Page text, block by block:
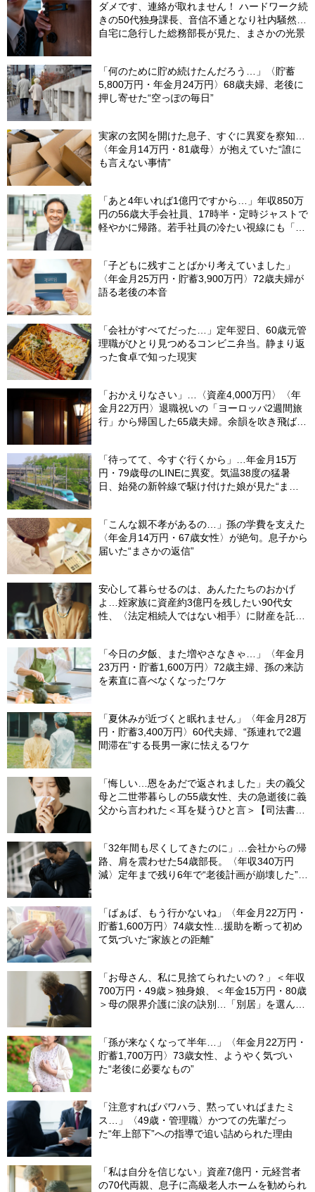
ダメです、連絡が取れません！ ハードワーク続
きの50代独身課長、音信不通となり社内騒然…
自宅に急行した総務部長が見た、まさかの光景
「何のために貯め続けたんだろう…」〈貯蓄
5,800万円・年金月24万円〉68歳夫婦、老後に
押し寄せた“空っぽの毎日”
実家の玄関を開けた息子、すぐに異変を察知…
〈年金月14万円・81歳母〉が抱えていた“誰に
も言えない事情”
「あと4年いれば1億円ですから…」年収850万
円の56歳大手会社員、17時半・定時ジャストで
軽やかに帰路。若手社員の冷たい視線にも「だ
「子どもに残すことばかり考えていました」
〈年金月25万円・貯蓄3,900万円〉72歳夫婦が
語る老後の本音
「会社がすべてだった…」定年翌日、60歳元管
理職がひとり見つめるコンビニ弁当。静まり返
った食卓で知った現実
「おかえりなさい」…〈資産4,000万円〉〈年
金月22万円〉退職祝いの「ヨーロッパ2週間旅
行」から帰国した65歳夫婦。余韻を吹き飛ばし
「待ってて、今すぐ行くから」…年金月15万
円・79歳母のLINEに異変。気温38度の猛暑
日、始発の新幹線で駆け付けた娘が見た“まさ
「こんな親不孝があるの…」孫の学費を支えた
〈年金月14万円・67歳女性〉が絶句。息子から
届いた“まさかの返信”
安心して暮らせるのは、あんたたちのおかげ
よ…姪家族に資産約3億円を残したい90代女
性、〈法定相続人ではない相手〉に財産を託せ
「今日の夕飯、また増やさなきゃ…」〈年金月
23万円・貯蓄1,600万円〉72歳主婦、孫の来訪
を素直に喜べなくなったワケ
「夏休みが近づくと眠れません」〈年金月28万
円・貯蓄3,400万円〉60代夫婦、“孫連れで2週
間滞在”する長男一家に怯えるワケ
「悔しい…恩をあだで返されました」夫の義父
母と二世帯暮らしの55歳女性、夫の急逝後に義
父から言われた＜耳を疑うひと言＞【司法書士
「32年間も尽くしてきたのに」…会社からの帰
路、肩を震わせた54歳部長。〈年収340万円
減〉定年まで残り6年で“老後計画が崩壊した”ワ
「ばぁば、もう行かないね」〈年金月22万円・
貯蓄1,600万円〉74歳女性…援助を断って初め
て気づいた“家族との距離”
「お母さん、私に見捨てられたいの？」＜年収
700万円・49歳＞独身娘、＜年金15万円・80歳
＞母の限界介護に涙の訣別…「別居」を選んだ
「孫が来なくなって半年…」〈年金月22万円・
貯蓄1,700万円〉73歳女性、ようやく気づい
た“老後に必要なもの”
「注意すればパワハラ、黙っていればまたミ
ス…」〈49歳・管理職〉かつての先輩だっ
た“年上部下”への指導で追い詰められた理由
「私は自分を信じない」資産7億円・元経営者
の70代両親、息子に高級老人ホームを勧められ